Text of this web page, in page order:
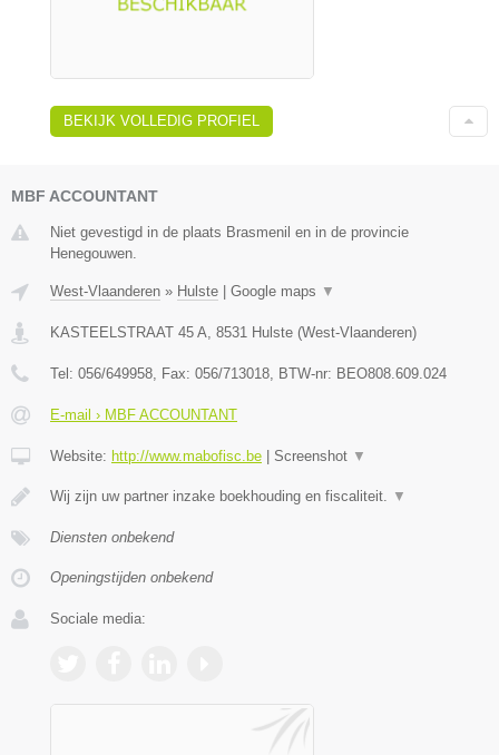
BEKIJK VOLLEDIG PROFIEL
MBF ACCOUNTANT
Niet gevestigd in de plaats Brasmenil en in de provincie
Henegouwen.
West-Vlaanderen » Hulste | Google maps ▼
KASTEELSTRAAT 45 A 8531 Hulste (West-Vlaanderen)
Tel: 056/649958 , Fax: 056/713018 , BTW-nr: BEO808.609.024
E-mail › MBF ACCOUNTANT
Website: http://www.mabofisc.be | Screenshot ▼
Wij zijn uw partner inzake boekhouding en fiscaliteit. ▼
Diensten onbekend
Openingstijden onbekend
Sociale media: